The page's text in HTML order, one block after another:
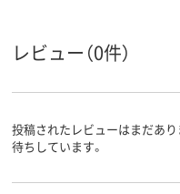
レビュー（0件）
投稿されたレビューはまだあ
待ちしています。